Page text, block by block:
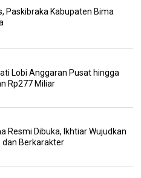
Paskibraka Kabupaten Bima
Lobi Anggaran Pusat hingga
Rp277 Miliar
Resmi Dibuka, Ikhtiar Wujudkan
dan Berkarakter